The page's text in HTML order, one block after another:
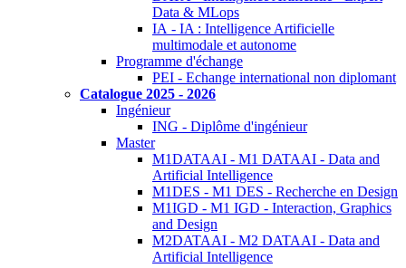
Data & MLops
IA - IA : Intelligence Artificielle
multimodale et autonome
Programme d'échange
PEI - Echange international non diplomant
Catalogue 2025 - 2026
Ingénieur
ING - Diplôme d'ingénieur
Master
M1DATAAI - M1 DATAAI - Data and
Artificial Intelligence
M1DES - M1 DES - Recherche en Design
M1IGD - M1 IGD - Interaction, Graphics
and Design
M2DATAAI - M2 DATAAI - Data and
Artificial Intelligence